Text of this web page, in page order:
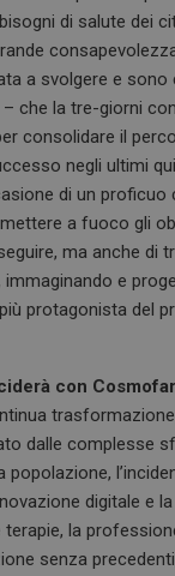
di salute dei
a svolgere e sono
– che la tre-giorni
consolidare il
negli ultimi
di un
a fuoco gli
ma anche di
e
protagonista del
con
dalle complesse
popolazione,
digitale e
la
senza